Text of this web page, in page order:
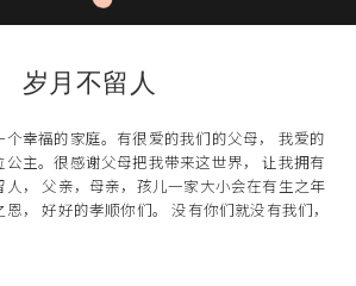
岁月不留人
幸福的家庭。有很爱的我们的父母， 我爱的
主。很感谢父母把我带来这世界， 让我拥有
， 父亲，母亲，孩儿一家大小会在有生之年
， 好好的孝顺你们。 没有你们就没有我们，